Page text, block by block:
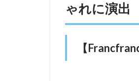
ゃれに演出
【